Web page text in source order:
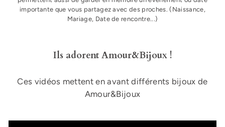
importante que vous partagez avec des proches. (Naissance,
Mariage, Date de rencontre...)
Ils adorent Amour&Bijoux !
Ces vidéos mettent en avant différents bijoux de
Amour&Bijoux